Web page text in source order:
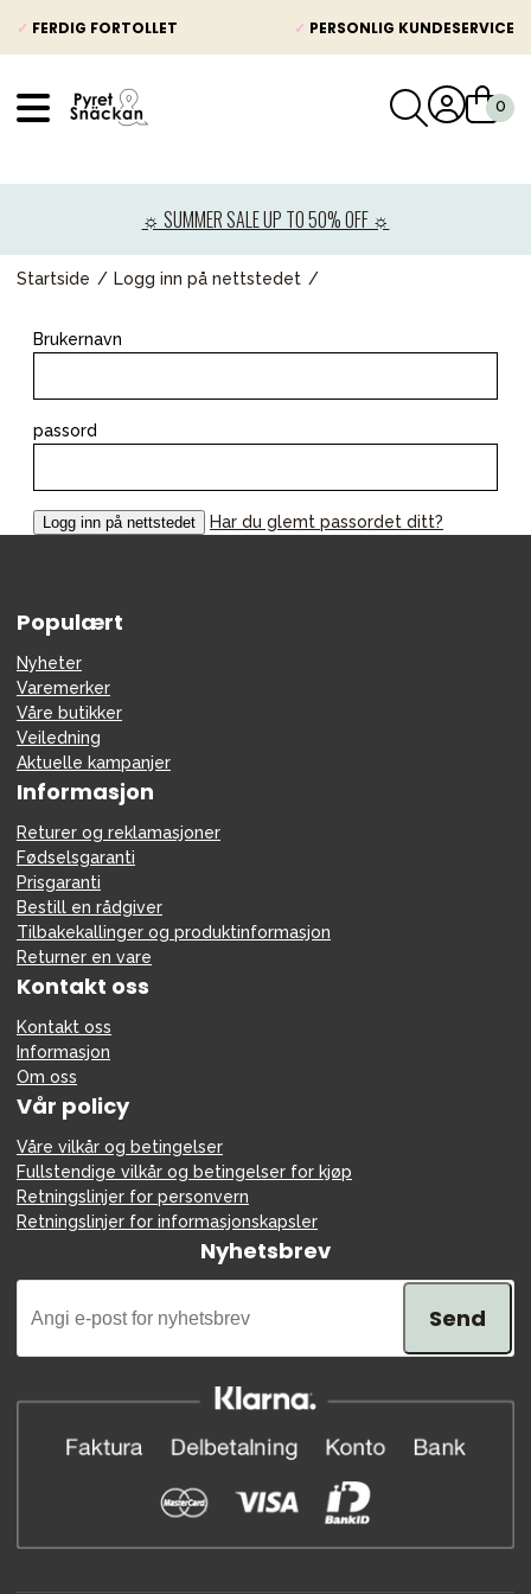
✓ FERDIG FORTOLLET ✓ PERSONLIG KUNDESERVICE
☼ SUMMER SALE UP TO 50% OFF ☼
Startside Logg inn på nettstedet
Brukernavn
passord
Har du glemt passordet ditt?
Populært
Nyheter
Varemerker
Våre butikker
Veiledning
Aktuelle kampanjer
Informasjon
Returer og reklamasjoner
Fødselsgaranti
Prisgaranti
Bestill en rådgiver
Tilbakekallinger og produktinformasjon
Returner en vare
Kontakt oss
Kontakt oss
Informasjon
Om oss
Vår policy
Våre vilkår og betingelser
Fullstendige vilkår og betingelser for kjøp
Retningslinjer for personvern
Retningslinjer for informasjonskapsler
Nyhetsbrev
Send
Barnevogner
Bilstol
Leker og spill
Mamma & Pappa
Møbler & seng
Tilbehør
Sol og bading
Kontakt oss på
Butikken vår